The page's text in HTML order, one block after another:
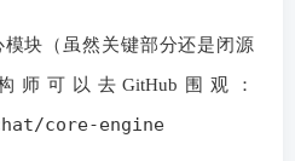
块（虽然关键部分还是闭源
师可以去GitHub围观：
core-engine